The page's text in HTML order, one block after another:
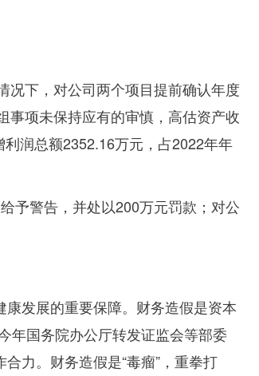
况下，对公司两个项目提前确认年度
事项未保持应有的审慎，高估资产收
利润总额2352.16万元，占2022年年
予警告，并处以200万元罚款；对公
发展的重要保障。财务造假是资本
年国务院办公厅转发证监会等部委
力。财务造假是“毒瘤”，重拳打